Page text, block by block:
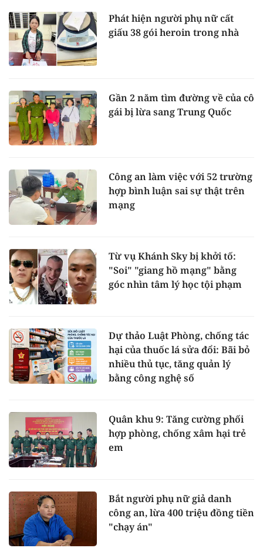
Phát hiện người phụ nữ cất
giấu 38 gói heroin trong nhà
Gần 2 năm tìm đường về của cô
gái bị lừa sang Trung Quốc
Công an làm việc với 52 trường
hợp bình luận sai sự thật trên
mạng
Từ vụ Khánh Sky bị khởi tố:
"Soi" "giang hồ mạng" bằng
góc nhìn tâm lý học tội phạm
Dự thảo Luật Phòng, chống tác
hại của thuốc lá sửa đổi: Bãi bỏ
nhiều thủ tục, tăng quản lý
bằng công nghệ số
Quân khu 9: Tăng cường phối
hợp phòng, chống xâm hại trẻ
em
Bắt người phụ nữ giả danh
công an, lừa 400 triệu đồng tiền
"chạy án"